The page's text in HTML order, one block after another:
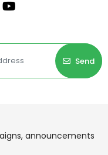
Send
announcements